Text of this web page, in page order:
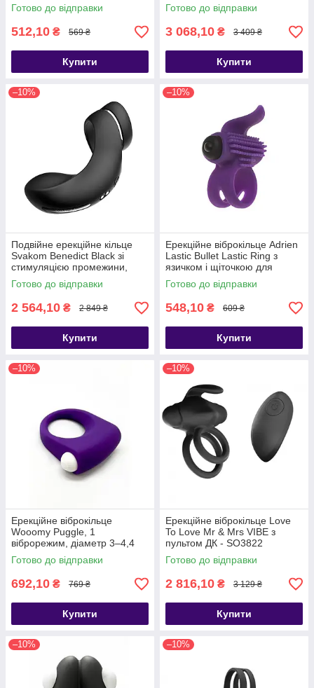
AD30723
Готово до відправки
512,10 ₴ 569 ₴
Купити
Готово до відправки
3 068,10 ₴ 3 409 ₴
Купити
–10%
Подвійне ерекційне кільце
Svakom Benedict Black зі
стимуляцією промежини,
Черный - SO6300
Готово до відправки
2 564,10 ₴ 2 849 ₴
Купити
–10%
Ерекційне віброкільце Adrien
Lastic Bullet Lastic Ring з
язичком і щіточкою для
стимуляції клітора,
Фиолетовый - AD30393
Готово до відправки
548,10 ₴ 609 ₴
Купити
–10%
Ерекційне віброкільце
Wooomy Puggle, 1
віброрежим, діаметр 3–4,4
см - SO7437
Готово до відправки
692,10 ₴ 769 ₴
Купити
–10%
Ерекційне віброкільце Love
To Love Mr & Mrs VIBE з
пультом ДК - SO3822
Готово до відправки
2 816,10 ₴ 3 129 ₴
Купити
–10% –10%